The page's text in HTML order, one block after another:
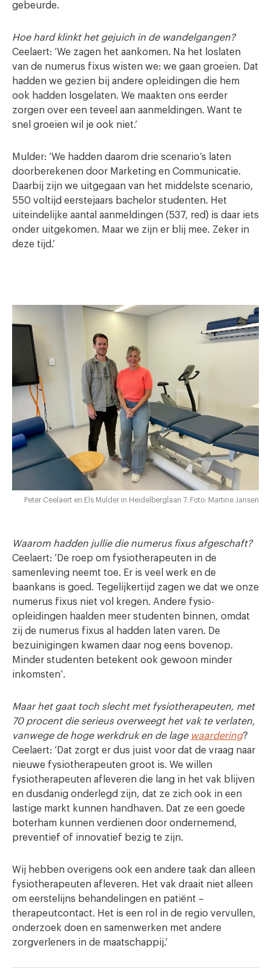
gebeurde.
Hoe hard klinkt het gejuich in de wandelgangen?
Ceelaert: ‘We zagen het aankomen. Na het loslaten
van de numerus fixus wisten we: we gaan groeien. Dat
hadden we gezien bij andere opleidingen die hem
ook hadden losgelaten. We maakten ons eerder
zorgen over een teveel aan aanmeldingen. Want te
snel groeien wil je ook niet.’
Mulder: ‘We hadden daarom drie scenario’s laten
doorberekenen door Marketing en Communicatie.
Daarbij zijn we uitgegaan van het middelste scenario,
550 voltijd eerstejaars bachelor studenten. Het
uiteindelijke aantal aanmeldingen (537, red) is daar iets
onder uitgekomen. Maar we zijn er blij mee. Zeker in
deze tijd.’
Peter Ceelaert en Els Mulder in Heidelberglaan 7. Foto: Martine Jansen
Waarom hadden jullie die numerus fixus afgeschaft?
Ceelaert: ‘De roep om fysiotherapeuten in de
samenleving neemt toe. Er is veel werk en de
baankans is goed. Tegelijkertijd zagen we dat we onze
numerus fixus niet vol kregen. Andere fysio-
opleidingen haalden meer studenten binnen, omdat
zij de numerus fixus al hadden laten varen. De
bezuinigingen kwamen daar nog eens bovenop.
Minder studenten betekent ook gewoon minder
inkomsten’.
Maar het gaat toch slecht met fysiotherapeuten, met
70 procent die serieus overweegt het vak te verlaten,
vanwege de hoge werkdruk en de lage waardering?
Ceelaert: ‘Dat zorgt er dus juist voor dat de vraag naar
nieuwe fysiotherapeuten groot is. We willen
fysiotherapeuten afleveren die lang in het vak blijven
en dusdanig onderlegd zijn, dat ze zich ook in een
lastige markt kunnen handhaven. Dat ze een goede
boterham kunnen verdienen door ondernemend,
preventief of innovatief bezig te zijn.
Wij hebben overigens ook een andere taak dan alleen
fysiotherapeuten afleveren. Het vak draait niet alleen
om eerstelijns behandelingen en patiënt –
therapeutcontact. Het is een rol in de regio vervullen,
onderzoek doen en samenwerken met andere
zorgverleners in de maatschappij.’